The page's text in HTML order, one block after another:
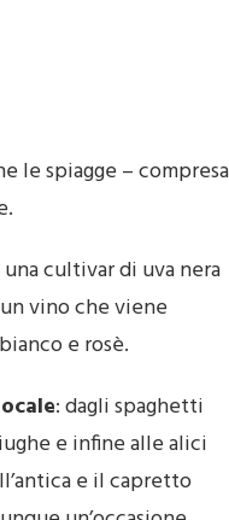
le spiagge – compresa
una cultivar di uva nera
vino che viene
e rosè.
: dagli spaghetti
e infine alle alici
e il capretto